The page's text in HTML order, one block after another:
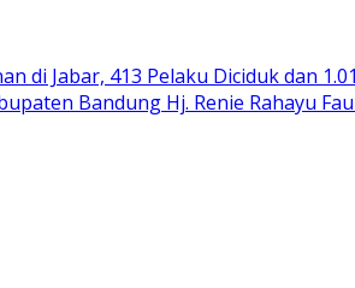
di Jabar, 413 Pelaku Diciduk dan
Bandung Hj. Renie Rahayu